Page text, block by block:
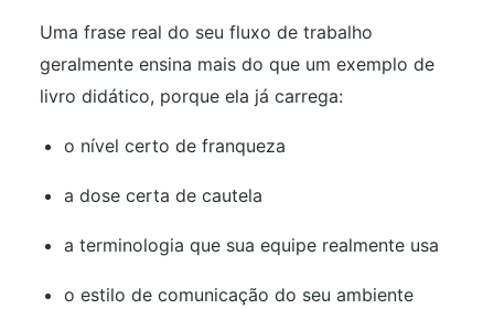
Uma frase real do seu fluxo de trabalho
geralmente ensina mais do que um exemplo de
livro didático, porque ela já carrega:
o nível certo de franqueza
a dose certa de cautela
a terminologia que sua equipe realmente usa
o estilo de comunicação do seu ambiente